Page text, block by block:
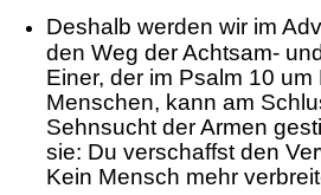
Deshalb werden wir im
den Weg der Achtsam-
Einer, der im Psalm 10
Menschen, kann am
Sehnsucht der Armen
sie: Du verschaffst den
Kein Mensch mehr